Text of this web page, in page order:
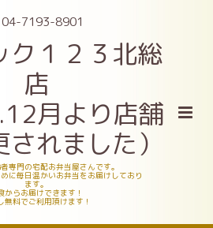
7193-8901
ク１２３北総
店
月より店舗
れました）
専門の宅配お弁当屋さんです。
に毎日温かいお弁当をお届けしており
ます。
からお届けできます！
無料でご利用頂けます！